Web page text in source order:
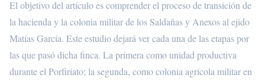
El objetivo del artículo es comprender el proceso de transición de
la hacienda y la colonia militar de los Saldañas y Anexos al ejido
Matías García. Este estudio dejará ver cada una de las etapas por
las que pasó dicha finca. La primera como unidad productiva
durante el Porfiriato; la segunda, como colonia agrícola militar en